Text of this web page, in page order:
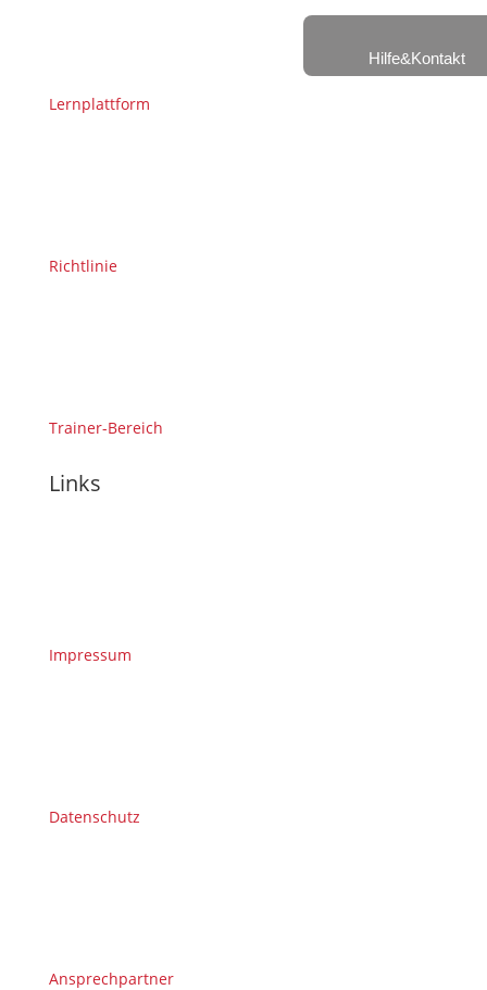
Lernplattform
Richtlinie
Trainer-Bereich
Links
Impressum
Datenschutz
Ansprechpartner
Hilfe&Kontakt